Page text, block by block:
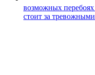
возможных
стоит за